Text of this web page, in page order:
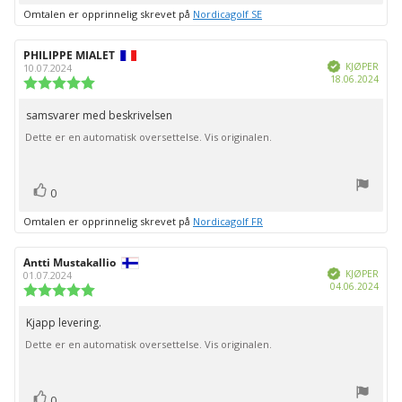
Omtalen er opprinnelig skrevet på Nordicagolf SE
Forfatter:
PHILIPPE MIALET
10.07.2024
av
5
mulige
VerifisertKJØPER
18.06.2024
Omtaletekst:
samsvarer med beskrivelsen
Dette er en automatisk oversettelse. Vis originalen.
Liker
0
Omtalen er opprinnelig skrevet på Nordicagolf FR
Forfatter:
Antti Mustakallio
01.07.2024
av
5
mulige
VerifisertKJØPER
04.06.2024
Omtaletekst:
Kjapp levering.
Dette er en automatisk oversettelse. Vis originalen.